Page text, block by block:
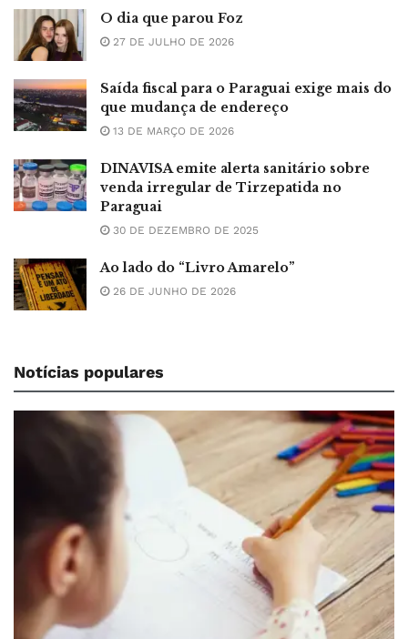
O dia que parou Foz
27 DE JULHO DE 2026
Saída fiscal para o Paraguai exige mais do
que mudança de endereço
13 DE MARÇO DE 2026
DINAVISA emite alerta sanitário sobre
venda irregular de Tirzepatida no
Paraguai
30 DE DEZEMBRO DE 2025
Ao lado do “Livro Amarelo”
26 DE JUNHO DE 2026
Notícias populares